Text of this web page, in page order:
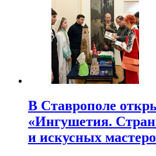
В Ставрополе
«Ингушетия.
и искусных